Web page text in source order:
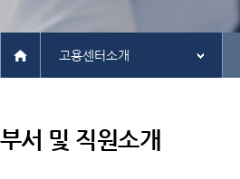
고용센터소개
부서 및 직원소개